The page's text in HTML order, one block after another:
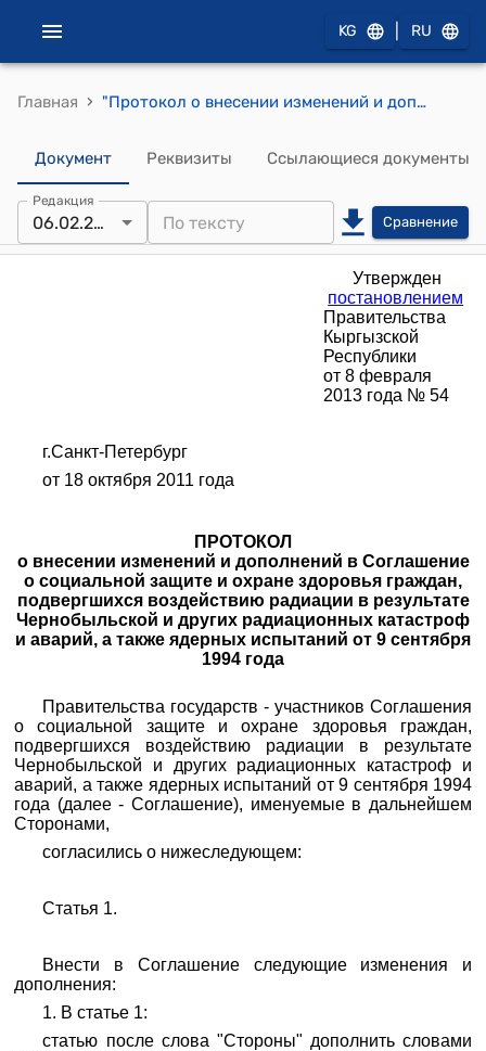
KG RU
Главная › "Протокол о внесении изменений и дополнений в Соглашение о социальной защите и охране здоровья граждан, подвергшихся воздействию радиации в результате Чернобыльской и других радиационных катастроф и аварий, а также ядерных испытаний от 9 сентября 1994 года" (Утвержден постановлением Правительства КР от 8 февраля 2013 года № 54)
Документ Реквизиты Ссылающиеся документы
Редакция
06.02.2013 Сравнение